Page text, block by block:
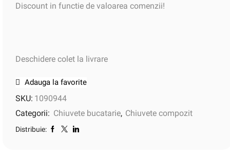
Discount in functie de valoarea comenzii!
Deschidere colet la livrare
Adauga la favorite
SKU: 1090944
Categorii: Chiuvete bucatarie, Chiuvete compozit
Distribuie: